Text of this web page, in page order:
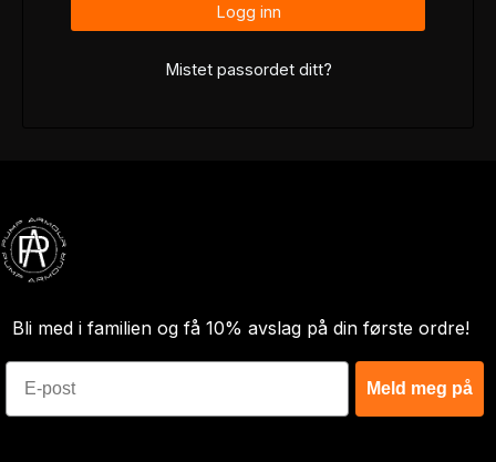
Logg inn
Mistet passordet ditt?
Bli med i familien og få 10% avslag på din første ordre!
Email
Meld meg på